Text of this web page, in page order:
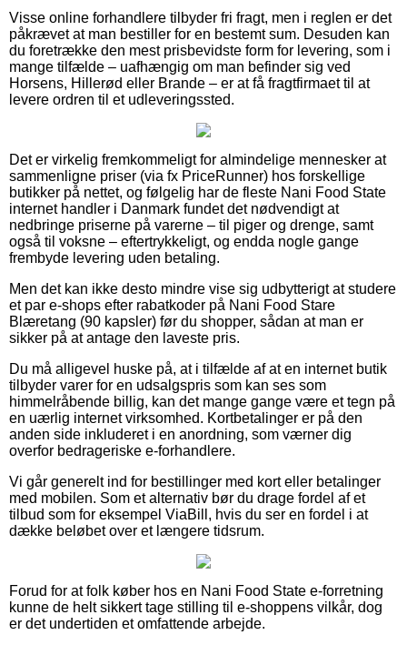
Visse online forhandlere tilbyder fri fragt, men i reglen er det
påkrævet at man bestiller for en bestemt sum. Desuden kan
du foretrække den mest prisbevidste form for levering, som i
mange tilfælde – uafhængig om man befinder sig ved
Horsens, Hillerød eller Brande – er at få fragtfirmaet til at
levere ordren til et udleveringssted.
Det er virkelig fremkommeligt for almindelige mennesker at
sammenligne priser (via fx PriceRunner) hos forskellige
butikker på nettet, og følgelig har de fleste Nani Food State
internet handler i Danmark fundet det nødvendigt at
nedbringe priserne på varerne – til piger og drenge, samt
også til voksne – eftertrykkeligt, og endda nogle gange
frembyde levering uden betaling.
Men det kan ikke desto mindre vise sig udbytterigt at studere
et par e-shops efter rabatkoder på Nani Food Stare
Blæretang (90 kapsler) før du shopper, sådan at man er
sikker på at antage den laveste pris.
Du må alligevel huske på, at i tilfælde af at en internet butik
tilbyder varer for en udsalgspris som kan ses som
himmelråbende billig, kan det mange gange være et tegn på
en uærlig internet virksomhed. Kortbetalinger er på den
anden side inkluderet i en anordning, som værner dig
overfor bedrageriske e-forhandlere.
Vi går generelt ind for bestillinger med kort eller betalinger
med mobilen. Som et alternativ bør du drage fordel af et
tilbud som for eksempel ViaBill, hvis du ser en fordel i at
dække beløbet over et længere tidsrum.
Forud for at folk køber hos en Nani Food State e-forretning
kunne de helt sikkert tage stilling til e-shoppens vilkår, dog
er det undertiden et omfattende arbejde.